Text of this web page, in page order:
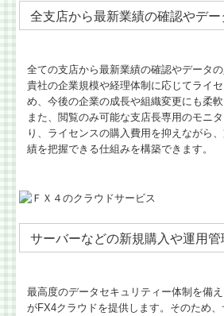
全支店から最新業績の確認やデ
全ての支店から最新業績の確認やデータの
貴社の企業規模や経理体制に応じてライ
め、今後の企業の成長や組織変更にも柔軟
また、閲覧のみ可能な支店長専用のモニ
り、ライセンスの購入費用を抑えながら
績を把握できる仕組みを構築できます。
サーバーなどの新規購入や運用
最高度のデータセキュリティー体制を備
がFX4クラウドを提供します。そのため